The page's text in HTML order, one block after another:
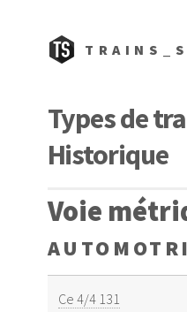
Types de
Historique
Voie
Ce 4/4 131